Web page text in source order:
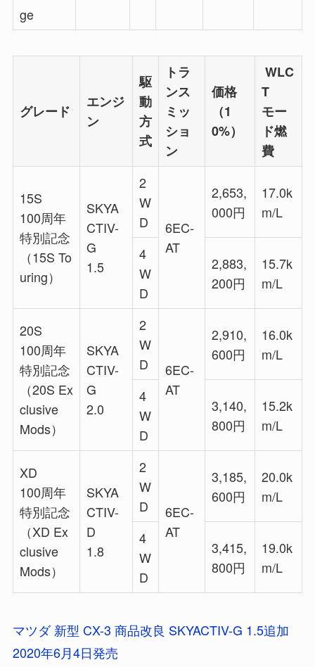
ge
グレード
エンジ
ン
駆
動
方
式
トラ
ンス
ミッ
ショ
ン
価格
（1
0%）
WLC
T
モー
ド燃
費
15S
100周年
特別記念
（15S To
uring）
SKYA
CTIV-
G
1.5
2
W
D
6EC-
AT
2,653,
000円
17.0k
m/L
4
W
D
2,883,
200円
15.7k
m/L
20S
100周年
特別記念
（20S Ex
clusive
Mods）
SKYA
CTIV-
G
2.0
2
W
D
6EC-
AT
2,910,
600円
16.0k
m/L
4
W
D
3,140,
800円
15.2k
m/L
XD
100周年
特別記念
（XD Ex
clusive
Mods）
SKYA
CTIV-
D
1.8
2
W
D
6EC-
AT
3,185,
600円
20.0k
m/L
4
W
D
3,415,
800円
19.0k
m/L
マツダ 新型 CX-3 商品改良 SKYACTIV-G 1.5追加
2020年6月4日発売